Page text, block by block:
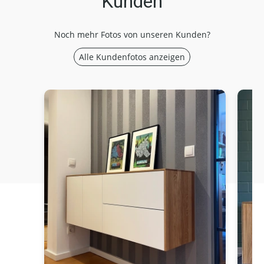
Noch mehr Fotos von unseren Kunden?
Alle Kundenfotos anzeigen